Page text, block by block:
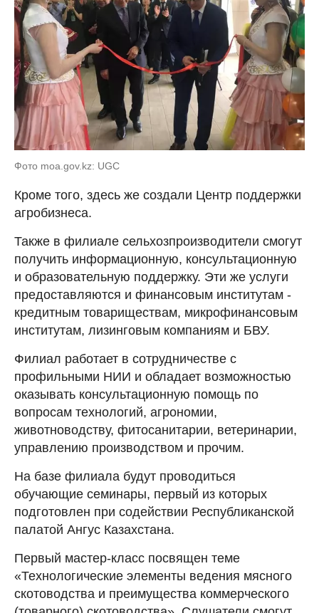
Фото moa.gov.kz: UGC
Кроме того, здесь же создали Центр поддержки
агробизнеса.
Также в филиале сельхозпроизводители смогут
получить информационную, консультационную
и образовательную поддержку. Эти же услуги
предоставляются и финансовым институтам -
кредитным товариществам, микрофинансовым
институтам, лизинговым компаниям и БВУ.
Филиал работает в сотрудничестве с
профильными НИИ и обладает возможностью
оказывать консультационную помощь по
вопросам технологий, агрономии,
животноводству, фитосанитарии, ветеринарии,
управлению производством и прочим.
На базе филиала будут проводиться
обучающие семинары, первый из которых
подготовлен при содействии Республиканской
палатой Ангус Казахстана.
Первый мастер-класс посвящен теме
«Технологические элементы ведения мясного
скотоводства и преимущества коммерческого